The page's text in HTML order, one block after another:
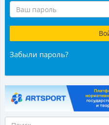
Забыли пароль?